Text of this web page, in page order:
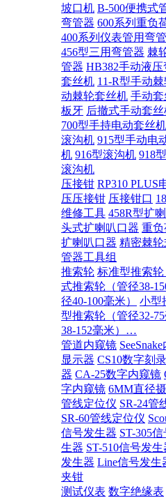
坡口机 B-500便携式
弯管器 600系列重负
400系列仪表管用弯
456型三用弯管器 棘
管器 HB382手动液压
套丝机 11-R型手动
动棘轮套丝机 手动
板牙 后撤式手动套
700型手持电动套丝机
滚沟机 915型手动电
机 916型滚沟机 918
滚沟机
压接钳 RP310 PLUS
压压接钳 压接钳口
维修工具 458R型扩
头式扩喇叭口器 重负
扩喇叭口器 精密棘
管器工具组
推索轮 标准型推索
式推索轮（管径38-
径40-100毫米）
小型
型推索轮（管径32-75
38-152毫米）…
管道内窥镜
显示器 CS10数字刻
器 CA-25数字内窥镜
字内窥镜 6MM直径
管线定位仪 SR-24管
SR-60管线定位仪
信号发生器 ST-305
生器 ST-510信号发生
发生器 Line信号发生
夹钳
测试仪表 数字绝缘表